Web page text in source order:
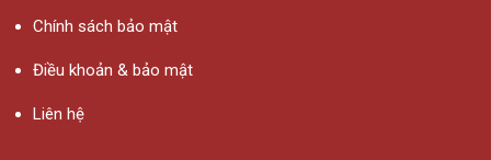
Chính sách bảo mật
Điều khoản & bảo mật
Liên hệ